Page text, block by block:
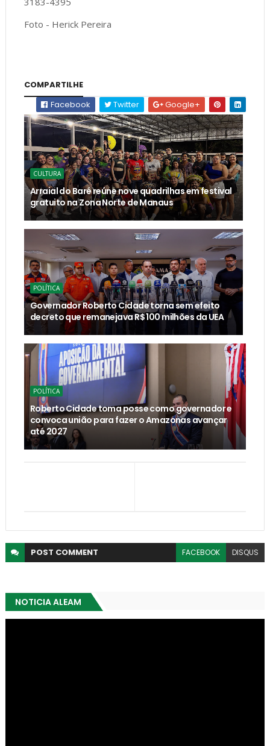
Foto - Herick Pereira
COMPARTILHE
Facebook
Twitter Google+
CULTURA
Arraial do Baré reúne nove quadrilhas em festival
gratuito na Zona Norte de Manaus
POLÍTICA
Governador Roberto Cidade torna sem efeito
decreto que remanejava R$ 100 milhões da UEA
POLÍTICA
Roberto Cidade toma posse como governador e
convoca união para fazer o Amazonas avançar
até 2027
POST COMMENT FACEBOOK DISQUS
NOTICIA ALEAM